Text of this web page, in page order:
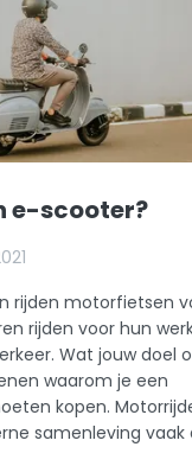
e-scooter?
rijden motorfietsen
rijden voor hun
Wat jouw doel
waarom je een
kopen.
samenleving vaak